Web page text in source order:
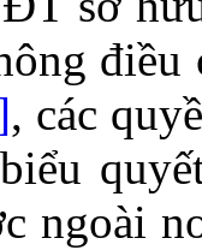
, các
ngoài